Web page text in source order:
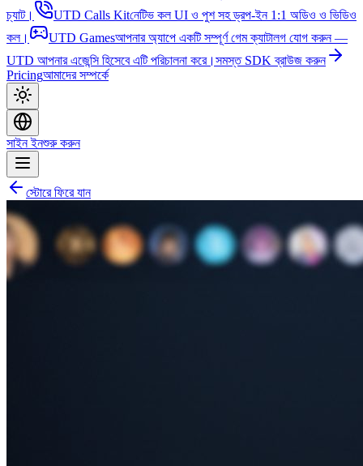
চ্যাট।
UTD Calls Kitনেটিভ কল UI ও পুশ সহ ড্রপ-ইন 1:1 অডিও ও ভিডিও
কল।
UTD Gamesআপনার অ্যাপে একটি সম্পূর্ণ গেম ক্যাটালগ যোগ করুন —
UTD আপনার এজেন্সি হিসেবে এটি পরিচালনা করে। সমস্ত SDK ব্রাউজ করুন
Pricingআমাদের সম্পর্কে
সাইন ইনশুরু করুন
স্টোরে ফিরে যান